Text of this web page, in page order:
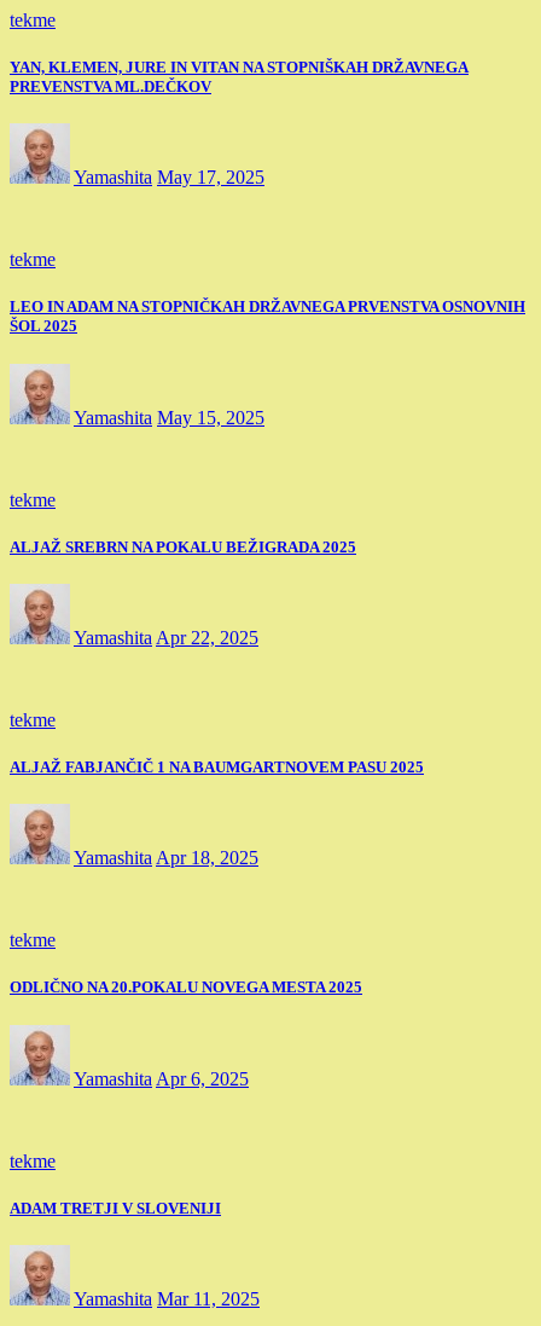
tekme
YAN, KLEMEN, JURE IN VITAN NA STOPNIŠKAH DRŽAVNEGA
PREVENSTVA ML.DEČKOV
Yamashita May 17, 2025
tekme
LEO IN ADAM NA STOPNIČKAH DRŽAVNEGA PRVENSTVA OSNOVNIH
ŠOL 2025
Yamashita May 15, 2025
tekme
ALJAŽ SREBRN NA POKALU BEŽIGRADA 2025
Yamashita Apr 22, 2025
tekme
ALJAŽ FABJANČIČ 1 NA BAUMGARTNOVEM PASU 2025
Yamashita Apr 18, 2025
tekme
ODLIČNO NA 20.POKALU NOVEGA MESTA 2025
Yamashita Apr 6, 2025
tekme
ADAM TRETJI V SLOVENIJI
Yamashita Mar 11, 2025